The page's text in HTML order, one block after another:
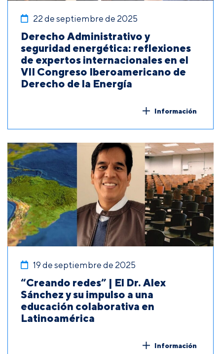
22 de septiembre de 2025
Derecho Administrativo y
seguridad energética: reflexiones
de expertos internacionales en el
VII Congreso Iberoamericano de
Derecho de la Energía
Información
19 de septiembre de 2025
“Creando redes” | El Dr. Alex
Sánchez y su impulso a una
educación colaborativa en
Latinoamérica
Información